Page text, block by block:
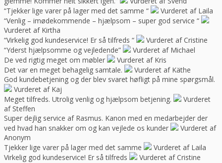
“Tjekker lige varer på lager med det samme “
Vurderet af Laila
“Venlig – imødekommende – hjælpsom – super god service “
Vurderet af Kirtha
“Virkelig god kundeservice! Er så tilfreds “
Vurderet af Cristine
“Yderst hjælpsomme og vejledende”
Vurderet af Michael
De ved rigtig meget om møbler
Vurderet af Kris
Det var en meget behagelig samtale.
Vurderet af Käthe
God kundebetjening og der blev svaret høfligt på mine spørgsmål.
Vurderet af Kaj
Meget tilfreds. Utrolig venlig og hjælpsom betjening.
Vurderet
af Steffen
Super dejlig service af Rasmus. Kanon med en medarbejder der
ved hvad han snakker om og kan vejlede os kunder
Vurderet af
Anonym
Tjekker lige varer på lager med det samme
Vurderet af Laila
Virkelig god kundeservice! Er så tilfreds
Vurderet af Cristine